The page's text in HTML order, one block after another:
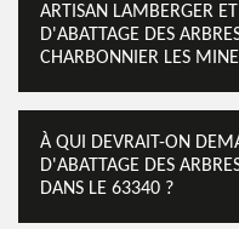
ARTISAN LAMBERGER
D'ABATTAGE DES
CHARBONNIER LES
À QUI DEVRAIT-ON
D'ABATTAGE DES
DANS LE 63340 ?